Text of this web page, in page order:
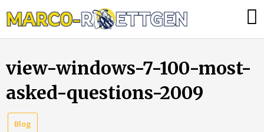
to
tun,
die
Heizung
ausfällt?
view-windows-7-100-most-
asked-questions-2009
Blog